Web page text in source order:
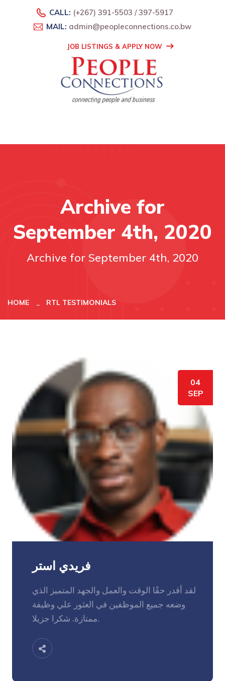
CALL: (+267) 391-5503 / 397-5917
MAIL: admin@peopleconnections.co.bw
JOB LISTINGS & APPLY NOW
Archive for
September 4th, 2020
Archive for September 4th, 2020
HOME RTL TESTIMONIALS
04
SEP
فريدي استر
لقد أقدر حقًا الوقت والعمل والجهد المتميز الذي
وضعه جميع الموظفين في العثور علي وظيفة
ممتازة. شكرا جزيلا.